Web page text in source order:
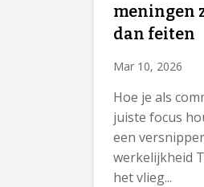
meningen
dan feiten
Mar 10, 2026
Hoe je als
juiste focus
een
werkelijkheid
het vlieg...